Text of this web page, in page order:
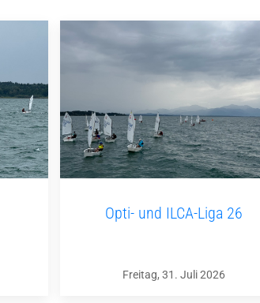
Opti- und ILCA-Liga 26
Freitag, 31. Juli 2026